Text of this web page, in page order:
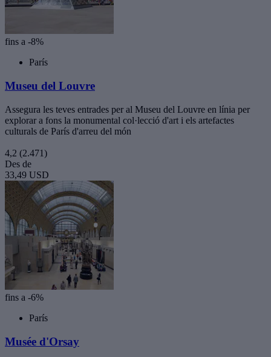
fins a -8%
París
Museu del Louvre
Assegura les teves entrades per al Museu del Louvre en línia per
explorar a fons la monumental col·lecció d'art i els artefactes
culturals de París d'arreu del món
4,2 (2.471)
Des de
33,49 USD
fins a -6%
París
Musée d'Orsay